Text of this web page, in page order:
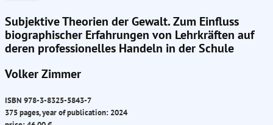
Subjektive Theorien der Gewalt. Zum Einfluss
biographischer Erfahrungen von Lehrkräften auf
deren professionelles Handeln in der Schule
Volker Zimmer
ISBN 978-3-8325-5843-7
375 pages, year of publication: 2024